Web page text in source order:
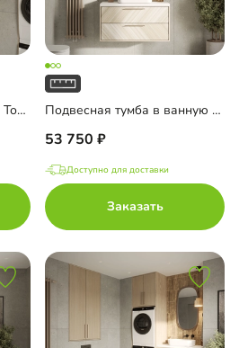
Шкаф над инсталляцией Тосса-2 Подвесная тумба в ванную комнату Тосса-2
53 750
Доступно для доставки
Заказать